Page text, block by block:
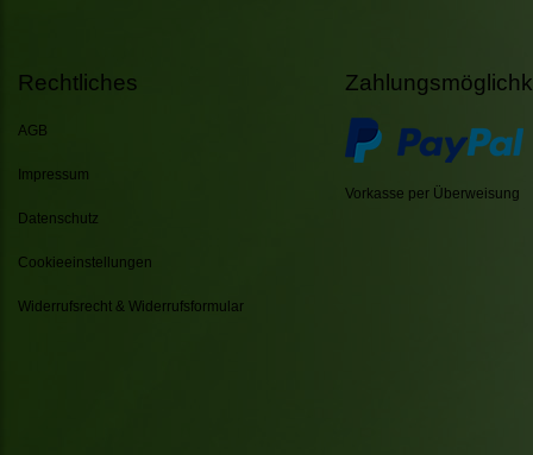
Rechtliches
AGB
Impressum
Datenschutz
Cookieeinstellungen
Widerrufsrecht & Widerrufsformular
Vorkasse per Überweisung